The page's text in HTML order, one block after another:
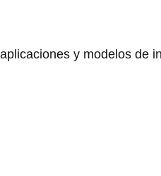
y modelos de